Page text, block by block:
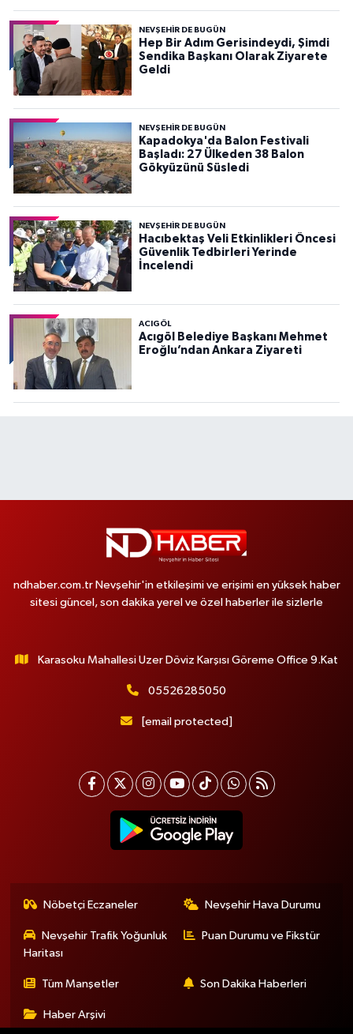
NEVŞEHIR DE BUGÜN
Hep Bir Adım Gerisindeydi, Şimdi
Sendika Başkanı Olarak Ziyarete
Geldi
NEVŞEHIR DE BUGÜN
Kapadokya'da Balon Festivali
Başladı: 27 Ülkeden 38 Balon
Gökyüzünü Süsledi
NEVŞEHIR DE BUGÜN
Hacıbektaş Veli Etkinlikleri Öncesi
Güvenlik Tedbirleri Yerinde
İncelendi
ACIGÖL
Acıgöl Belediye Başkanı Mehmet
Eroğlu’ndan Ankara Ziyareti
ndhaber.com.tr Nevşehir'in etkileşimi ve erişimi en yüksek haber
sitesi güncel, son dakika yerel ve özel haberler ile sizlerle
Karasoku Mahallesi Uzer Döviz Karşısı Göreme Office 9.Kat
05526285050
[email protected]
Nöbetçi Eczaneler Nevşehir Hava Durumu
Nevşehir Trafik Yoğunluk
Haritası
Puan Durumu ve Fikstür
Tüm Manşetler Son Dakika Haberleri
Haber Arşivi